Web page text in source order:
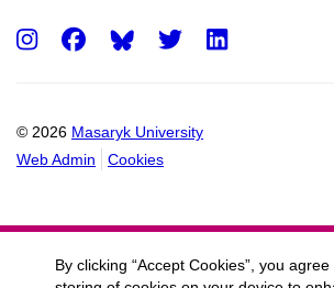
© 2026 Masaryk University
Web Admin
Cookies
Instagram
FacebookTwitter
By clicking “Accept Cookies”, you